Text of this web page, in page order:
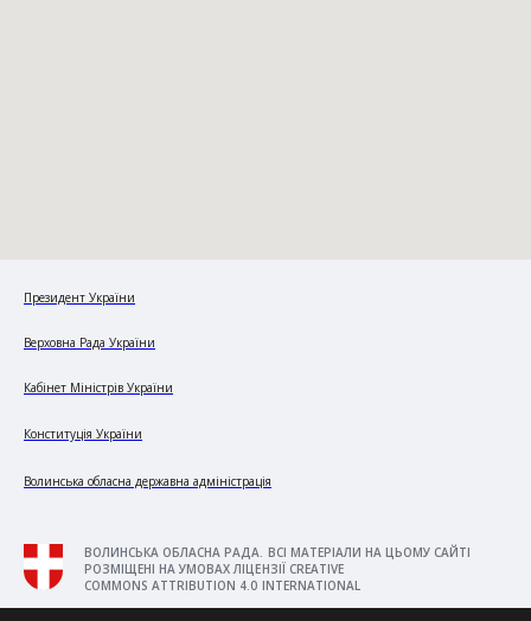
Президент України
Верховна Рада України
Кабінет Міністрів України
Конституція України
Волинська обласна державна адміністрація
ВОЛИНСЬКА ОБЛАСНА РАДА. ВСІ МАТЕРІАЛИ НА ЦЬОМУ САЙТІ
РОЗМІЩЕНІ НА УМОВАХ ЛІЦЕНЗІЇ CREATIVE
COMMONS ATTRIBUTION 4.0 INTERNATIONAL